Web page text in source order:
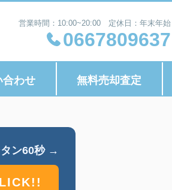
営業時間：10:00~20:00 定休日：年末年始
0667809637
合わせ 無料売却査定
ン60秒 →